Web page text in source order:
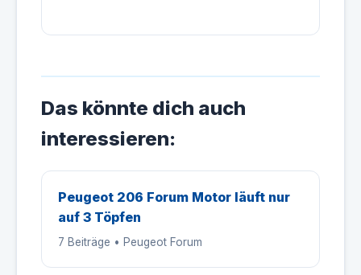
Das könnte dich auch
interessieren:
Peugeot 206 Forum Motor läuft nur
auf 3 Töpfen
7 Beiträge • Peugeot Forum